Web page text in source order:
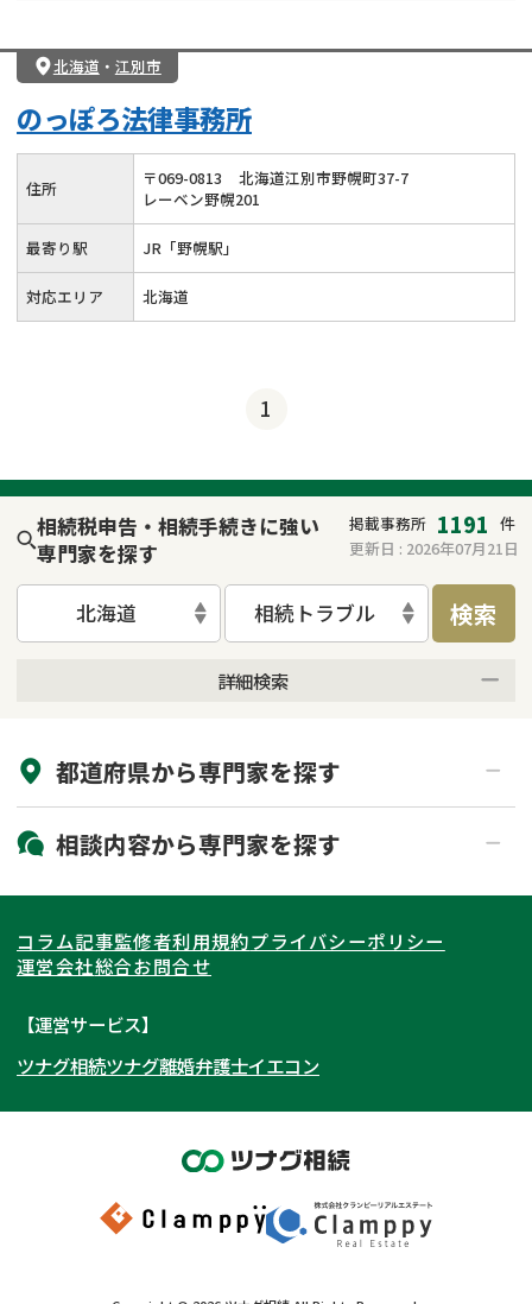
北海道 ・ 江別市
のっぽろ法律事務所
住所 〒069-0813
北海道江別市野幌町37-7
レーベン野幌201
最寄り駅 JR「野幌駅」
対応エリア 北海道
1
相続税申告・相続手続きに強い
専門家を探す
掲載事務所 1191 件
更新日 : 2026年07月21日
北海道 相続トラブル 検索
詳細検索
初回相談無料
土日祝の相談可能
都道府県から専門家を探す
北海道・東北
北海道 青森県
岩手県 宮城県
秋田県
福島県
関東
東京都 神奈川県
埼玉県
茨城県 群馬県
東海
愛知県
岐阜県 山梨県
関西
大阪府 京都府
奈良県
和歌山県
北陸・甲信越
石川県
富山県
岡山県
九州・沖縄
相談内容から専門家を探す
相続登記
遺産分割
相続手続き
家族信託
成年後見・任意後見
相続財産調査
不動産評価(相続不動産)
相続トラブル
コラム記事監修者利用規約プライバシーポリシー
運営会社総合お問合せ
【運営サービス】
ツナグ相続ツナグ離婚弁護士イエコン